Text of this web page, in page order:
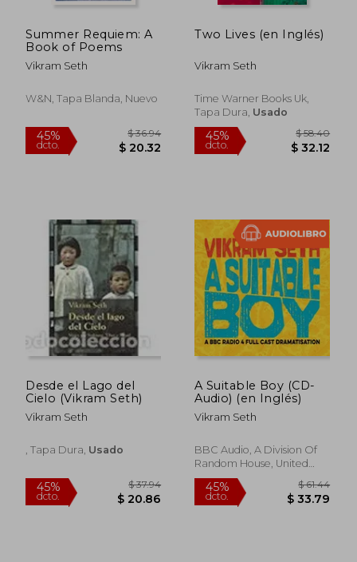
45%
dcto. $ 25.33
40%
dcto.
Summer Requiem: A
Book of Poems
Vikram Seth
W&N, Tapa Blanda, Nuevo
Two Lives (en Inglés)
Vikram Seth
Time Warner Books Uk,
Tapa Dura, Usado
Desde el Lago del
Cielo (Vikram Seth)
Vikram Seth
, Tapa Dura, Usado
A Suitable Boy (CD-
Audio) (en Inglés)
Vikram Seth
BBC Audio, A Division Of
Random House, United
Kingdom, CD De Audio,
Nuevo